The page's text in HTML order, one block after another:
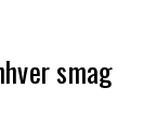
smag